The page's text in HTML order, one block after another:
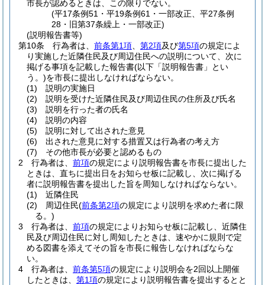
市長が認めるときは、この限りでない。
(平17条例51・平19条例61・一部改正、平27条例
28・旧第37条繰上・一部改正)
(説明報告書等)
第10条
行為者は、 前条第1項 第2項及び第5項の規定によ
り実施した近隣住民及び周辺住民への説明について、次に
掲げる事項を記載した報告書(以下「説明報告書」とい
う。)を市長に提出しなければならない。
(1)
説明の実施日
(2)
説明を受けた近隣住民及び周辺住民の住所及び氏名
(3)
説明を行った者の氏名
(4)
説明の内容
(5)
説明に対して出された意見
(6)
出された意見に対する措置又は行為者の考え方
(7)
その他市長が必要と認めるもの
2
行為者は、 前項の規定により説明報告書を市長に提出した
ときは、直ちに提出日をお知らせ板に記載し、次に掲げる
者に説明報告書を提出した旨を周知しなければならない。
(1)
近隣住民
(2)
周辺住民(前条第2項の規定により説明を求めた者に限
る。)
3
行為者は、 前項の規定によりお知らせ板に記載し、近隣住
民及び周辺住民に対し周知したときは、速やかに規則で定
める図書を添えてその旨を市長に報告しなければならな
い。
4
行為者は、 前条第5項の規定により説明会を2回以上開催
したときは、 第1項の規定により説明報告書を提出するとと